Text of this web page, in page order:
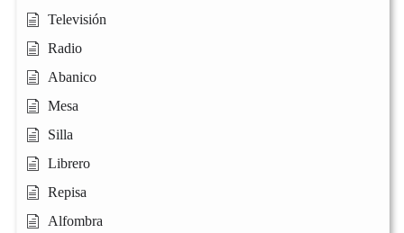
Televisión
Radio
Abanico
Mesa
Silla
Librero
Repisa
Alfombra